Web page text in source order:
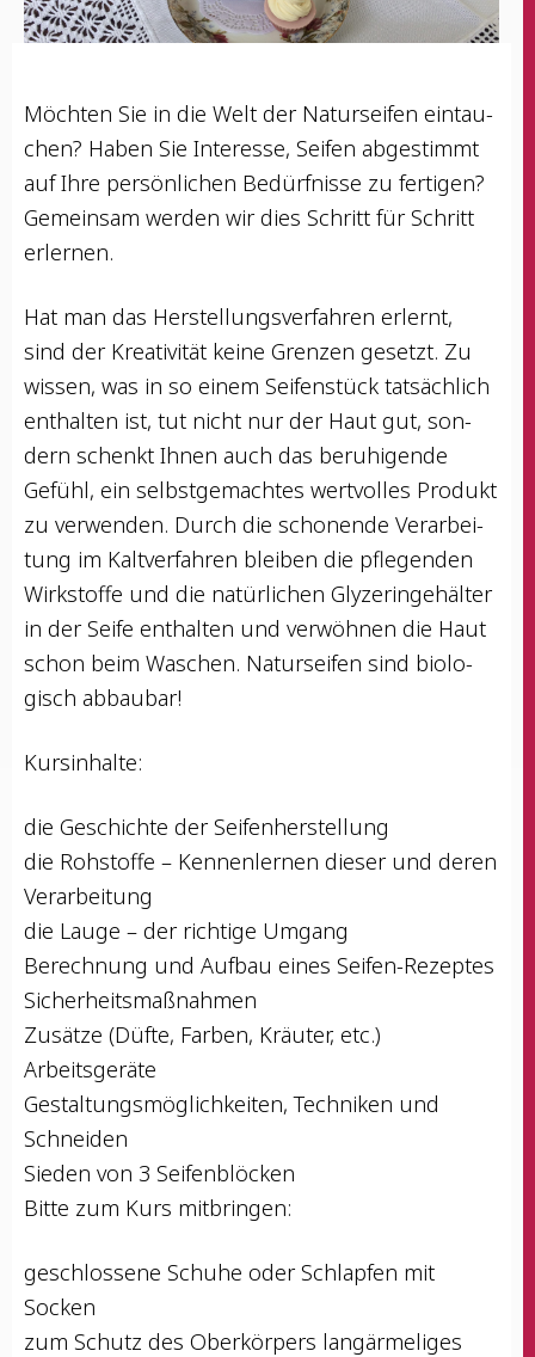
Möch­ten Sie in die Welt der Natur­sei­fen ein­tau­
chen? Haben Sie Inter­es­se, Sei­fen abge­stimmt
auf Ihre per­sön­li­chen Bedürf­nis­se zu fer­ti­gen?
Gemein­sam wer­den wir dies Schritt für Schritt
erlernen.
Hat man das Her­stel­lungs­ver­fah­ren erlernt,
sind der Krea­ti­vi­tät kei­ne Gren­zen gesetzt. Zu
wis­sen, was in so einem Sei­fen­stück tat­säch­lich
ent­hal­ten ist, tut nicht nur der Haut gut, son­
dern schenkt Ihnen auch das beru­hi­gen­de
Gefühl, ein selbst­ge­mach­tes wert­vol­les Pro­dukt
zu ver­wen­den. Durch die scho­nen­de Ver­ar­bei­
tung im Kalt­ver­fah­ren blei­ben die pfle­gen­den
Wirk­stof­fe und die natür­li­chen Gly­ze­rin­ge­häl­ter
in der Sei­fe ent­hal­ten und ver­wöh­nen die Haut
schon beim Waschen. Natur­sei­fen sind bio­lo­
gisch abbaubar!
Kurs­in­hal­te:
die Geschich­te der Seifenherstellung
die Roh­stof­fe – Ken­nen­ler­nen die­ser und deren
Verarbeitung
die Lau­ge – der rich­ti­ge Umgang
Berech­nung und Auf­bau eines Seifen-Rezeptes
Sicherheitsmaßnahmen
Zusät­ze (Düf­te, Far­ben, Kräu­ter, etc.)
Arbeitsgeräte
Gestal­tungs­mög­lich­kei­ten, Tech­ni­ken und
Schneiden
Sie­den von 3 Seifenblöcken
Bit­te zum Kurs mitbringen:
geschlos­se­ne Schu­he oder Schlap­fen mit
Socken
zum Schutz des Ober­kör­pers lang­är­me­li­ges